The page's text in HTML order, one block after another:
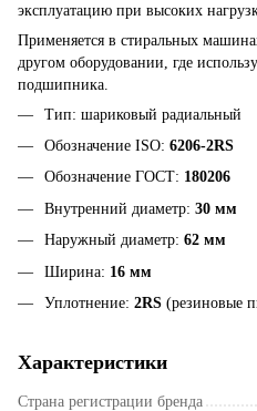
эксплуатацию при высоких
Применяется в стиральных
другом оборудовании, где
подшипника.
Тип: шариковый радиальный
Обозначение ISO: 6206-2RS
Обозначение ГОСТ: 180206
Внутренний диаметр: 30 мм
Наружный диаметр: 62 мм
Ширина: 16 мм
Уплотнение: 2RS (резиновые
Характеристики
Страна регистрации бренда